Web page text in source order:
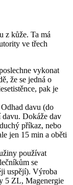
z kůže. Ta má
ve třech
vykonat
že se jedná o
pak je
davu (do
Dokáže dav
příkaz, nebo
jen 15 min a oběti
používat
se
uspějí). Výroba
5 ZL, Magenergie